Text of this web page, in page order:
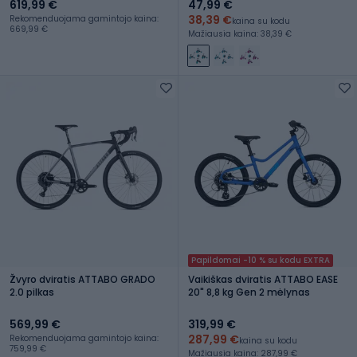
619,99 €
Rekomenduojama gamintojo kaina:
669,99 €
47,99 €
38,39 €kaina su kodu
Mažiausia kaina: 38,39 €
Žvyro dviratis ATTABO GRADO
2.0 pilkas
569,99 €
Rekomenduojama gamintojo kaina:
759,99 €
Papildomai -10 % su kodu EXTRA
Vaikiškas dviratis ATTABO EASE
20" 8,8 kg Gen 2 mėlynas
319,99 €
287,99 €kaina su kodu
Mažiausia kaina: 287,99 €